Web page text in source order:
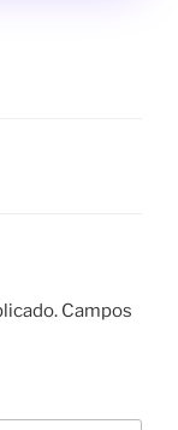
Campos